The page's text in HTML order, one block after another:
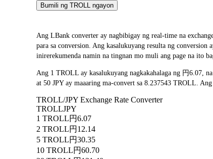
Bumili ng TROLL ngayon
Ang LBank converter ay nagbibigay ng real-time na
para sa conversion. Ang kasalukuyang resulta ng
inirerekumenda namin na tingnan mo muli ang page na ito
Ang 1 TROLL ay kasalukuyang nagkakahalaga ng 円6.07,
at 50 JPY ay maaaring ma-convert sa 8.237543 TROLL.
TROLL/JPY Exchange Rate Converter
TROLLJPY
1 TROLL円6.07
2 TROLL円12.14
5 TROLL円30.35
10 TROLL円60.70